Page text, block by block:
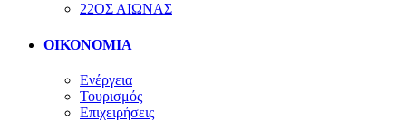
22ΟΣ ΑΙΩΝΑΣ
ΟΙΚΟΝΟΜΙΑ
Ενέργεια
Τουρισμός
Επιχειρήσεις